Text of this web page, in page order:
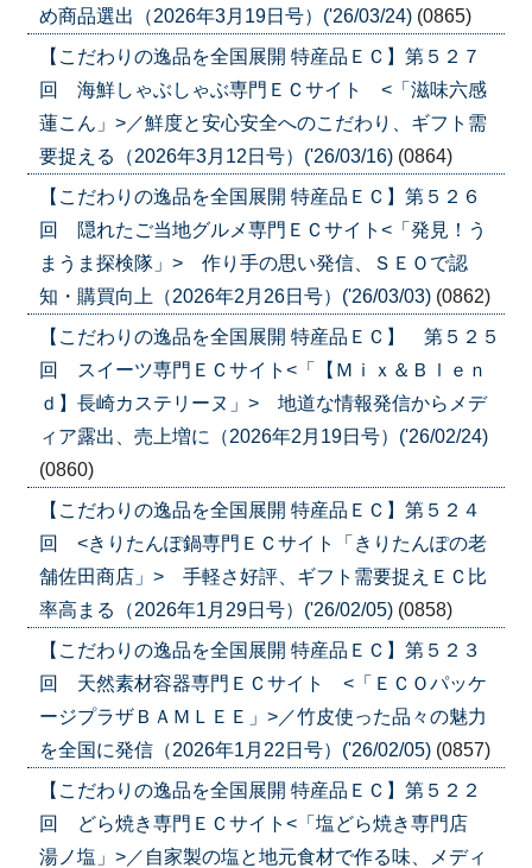
め商品選出（2026年3月19日号）('26/03/24) (0865)
【こだわりの逸品を全国展開 特産品ＥＣ】第５２７
回 海鮮しゃぶしゃぶ専門ＥＣサイト <「滋味六感
蓮こん」>／鮮度と安心安全へのこだわり、ギフト需
要捉える（2026年3月12日号）('26/03/16) (0864)
【こだわりの逸品を全国展開 特産品ＥＣ】第５２６
回 隠れたご当地グルメ専門ＥＣサイト<「発見！う
まうま探検隊」> 作り手の思い発信、ＳＥＯで認
知・購買向上（2026年2月26日号）('26/03/03) (0862)
【こだわりの逸品を全国展開 特産品ＥＣ】 第５２５
回 スイーツ専門ＥＣサイト<「【Ｍｉｘ＆Ｂｌｅｎ
ｄ】長崎カステリーヌ」> 地道な情報発信からメデ
ィア露出、売上増に（2026年2月19日号）('26/02/24)
(0860)
【こだわりの逸品を全国展開 特産品ＥＣ】第５２４
回 <きりたんぽ鍋専門ＥＣサイト「きりたんぽの老
舗佐田商店」> 手軽さ好評、ギフト需要捉えＥＣ比
率高まる（2026年1月29日号）('26/02/05) (0858)
【こだわりの逸品を全国展開 特産品ＥＣ】第５２３
回 天然素材容器専門ＥＣサイト <「ＥＣＯパッケ
ージプラザＢＡＭＬＥＥ」>／竹皮使った品々の魅力
を全国に発信（2026年1月22日号）('26/02/05) (0857)
【こだわりの逸品を全国展開 特産品ＥＣ】第５２２
回 どら焼き専門ＥＣサイト<「塩どら焼き専門店
湯ノ塩」>／自家製の塩と地元食材で作る味、メディ